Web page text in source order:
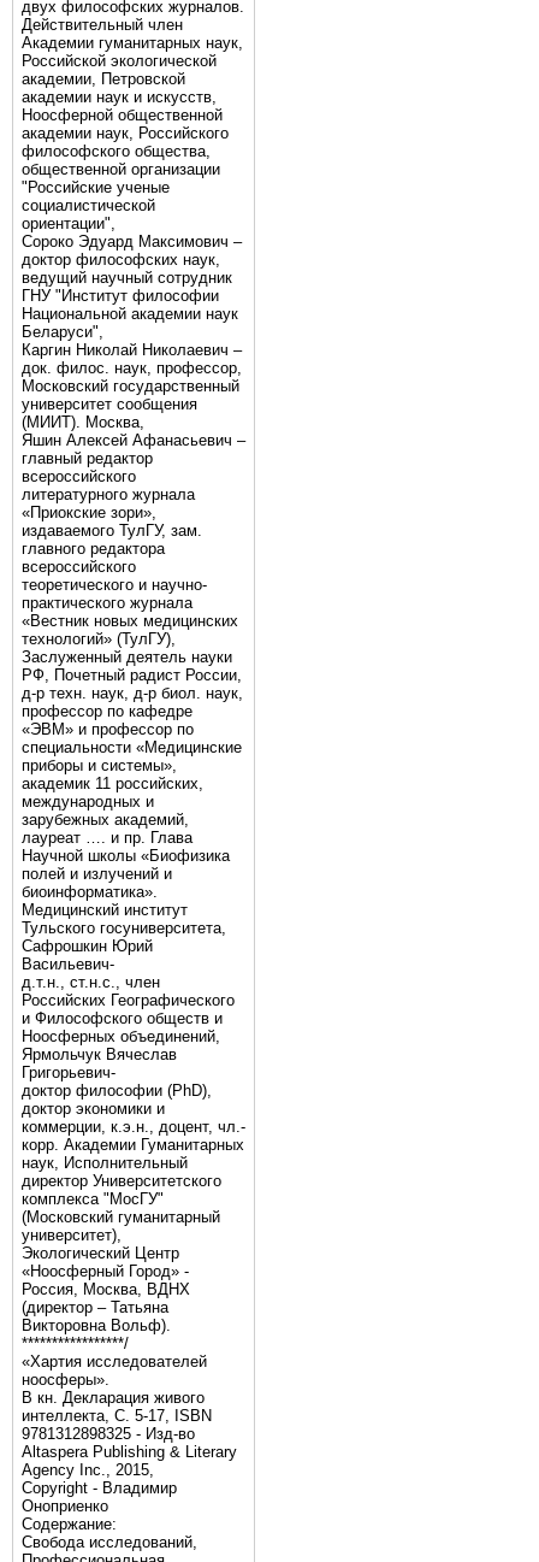
двух философских журналов.
Действительный член
Академии гуманитарных наук,
Российской экологической
академии, Петровской
академии наук и искусств,
Ноосферной общественной
академии наук, Российского
философского общества,
общественной организации
"Российские ученые
социалистической
ориентации",
Сороко Эдуард Максимович –
доктор философских наук,
ведущий научный сотрудник
ГНУ "Институт философии
Национальной академии наук
Беларуси",
Каргин Николай Николаевич –
док. филос. наук, профессор,
Московский государственный
университет сообщения
(МИИТ). Москва,
Яшин Алексей Афанасьевич –
главный редактор
всероссийского
литературного журнала
«Приокские зори»,
издаваемого ТулГУ, зам.
главного редактора
всероссийского
теоретического и научно-
практического журнала
«Вестник новых медицинских
технологий» (ТулГУ),
Заслуженный деятель науки
РФ, Почетный радист России,
д-р техн. наук, д-р биол. наук,
профессор по кафедре
«ЭВМ» и профессор по
специальности «Медицинские
приборы и системы»,
академик 11 российских,
международных и
зарубежных академий,
лауреат …. и пр. Глава
Научной школы «Биофизика
полей и излучений и
биоинформатика».
Медицинский институт
Тульского госуниверситета,
Сафрошкин Юрий
Васильевич-
д.т.н., ст.н.с., член
Российских Географического
и Философского обществ и
Ноосферных объединений,
Ярмольчук Вячеслав
Григорьевич-
доктор философии (PhD),
доктор экономики и
коммерции, к.э.н., доцент, чл.-
корр. Академии Гуманитарных
наук, Исполнительный
директор Университетского
комплекса "МосГУ"
(Московский гуманитарный
университет),
Экологический Центр
«Ноосферный Город» -
Россия, Москва, ВДНХ
(директор – Татьяна
Викторовна Вольф).
*****************/
«Хартия исследователей
ноосферы».
В кн. Декларация живого
интеллекта, С. 5-17, ISBN
9781312898325 - Изд-во
Altaspera Publishing & Literary
Agency Inc., 2015,
Copyright - Владимир
Оноприенко
Содержание:
Свобода исследований,